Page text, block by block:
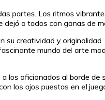
partes. Los ritmos
dejó a todos con ganas de
su creatividad y
mundo del arte
los aficionados al borde de
los ojos puestos en el